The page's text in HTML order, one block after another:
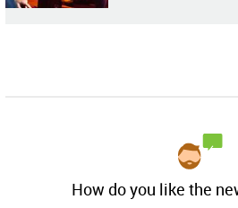
How do you like the